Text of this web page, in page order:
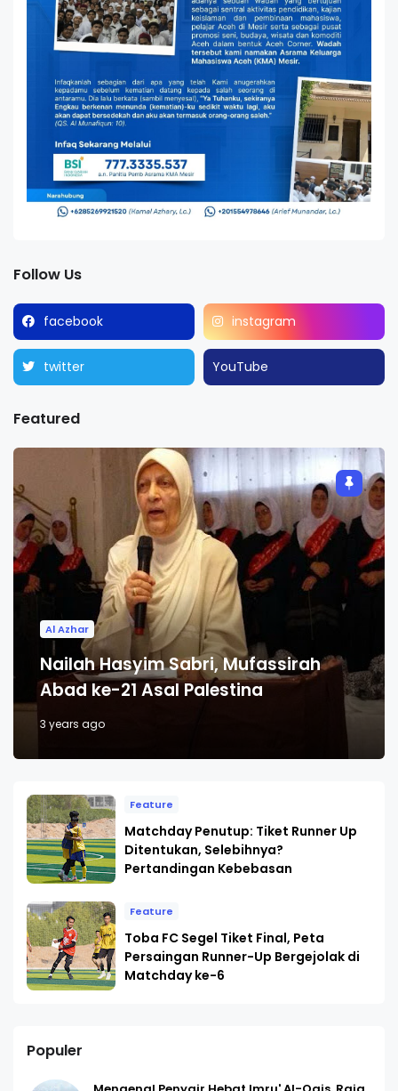
Follow Us
facebook instagram
twitter YouTube
Featured
Al Azhar
Nailah Hasyim Sabri, Mufassirah
Abad ke-21 Asal Palestina
3 years ago
Feature
Matchday Penutup: Tiket Runner Up
Ditentukan, Selebihnya?
Pertandingan Kebebasan
Feature
Toba FC Segel Tiket Final, Peta
Persaingan Runner-Up Bergejolak di
Matchday ke-6
Populer